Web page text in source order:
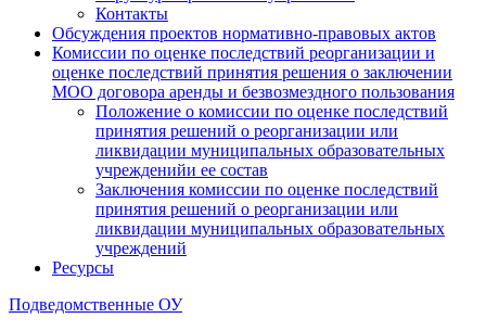
Контакты
Обсуждения проектов нормативно-правовых актов
Комиссии по оценке последствий реорганизации и
оценке последствий принятия решения о заключении
МОО договора аренды и безвозмездного пользования
Положение о комиссии по оценке последствий
принятия решений о реорганизации или
ликвидации муниципальных образовательных
учрежденийи ее состав
Заключения комиссии по оценке последствий
принятия решений о реорганизации или
ликвидации муниципальных образовательных
учреждений
Ресурсы
Подведомственные ОУ